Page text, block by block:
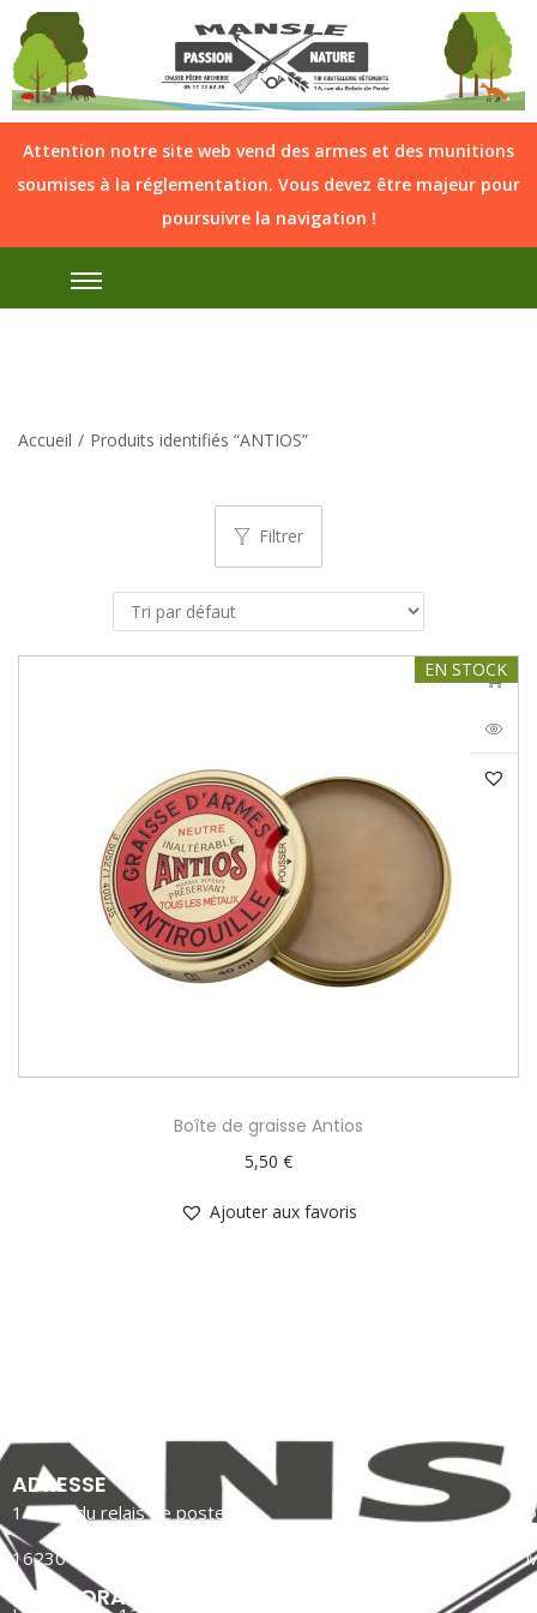
Attention notre site web vend des armes et des munitions
soumises à la réglementation. Vous devez être majeur pour
poursuivre la navigation !
Accueil / Produits identifiés “ANTIOS”
Filtrer
EN STOCK
Boîte de graisse Antios
5,50 €
Ajouter aux favoris
ADRESSE
14 Rue du relais de poste
16230 MANSLE LES FONTAINES
NOS HORAIRES